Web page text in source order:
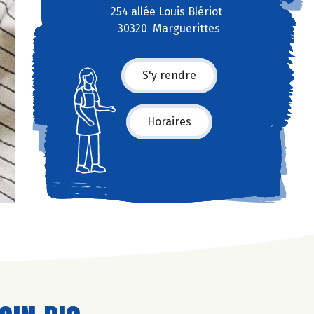
254 allée Louis Blériot
30320 Marguerittes
S'y rendre
Horaires